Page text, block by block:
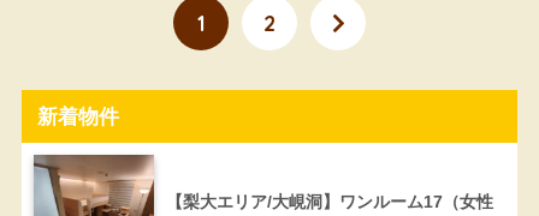
1 2
新着物件
【梨大エリア/大峴洞】ワンルーム17（女性